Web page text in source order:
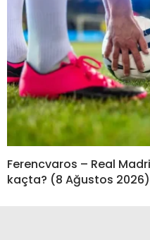
Ferencvaros – Real
kaçta? (8 Ağustos 2026)